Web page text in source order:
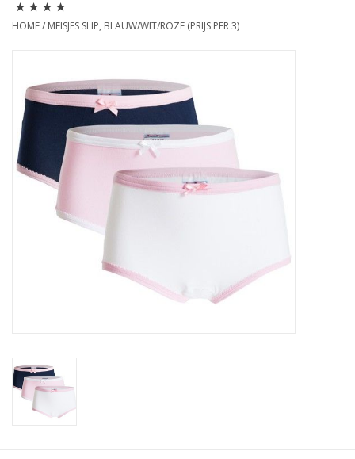
Meisjes
Plashorloges
Ons ondergoed
HOME/ MEISJES SLIP, BLAUW/WIT/ROZE (PRIJS PER 3)